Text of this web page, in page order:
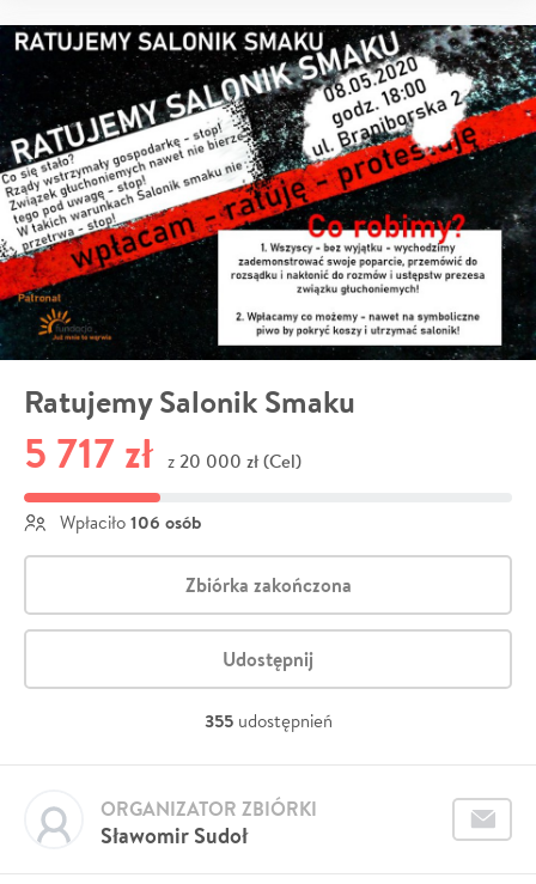
Ratujemy Salonik Smaku
5 717 zł z 20 000 zł (Cel)
Wpłaciło 106 osób
Zbiórka zakończona
Udostępnij
355 udostępnień
Sławomir Sudoł
ORGANIZATOR ZBIÓRKI